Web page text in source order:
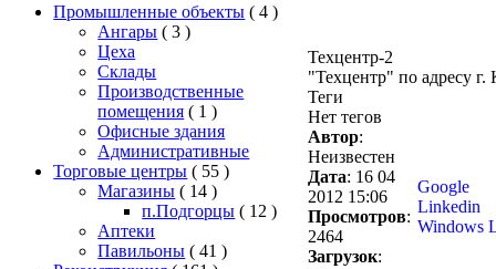
Промышленные объекты ( 4 )
Ангары ( 3 )
Цеха
Склады
Производственные
помещения ( 1 )
Офисные здания
Административные
Торговые центры ( 55 )
Магазины ( 14 )
п.Подгорцы ( 12 )
Аптеки
Павильоны ( 41 )
Техцентр-2
"Техцентр" по адресу
Теги
Нет тегов
Автор:
Неизвестен
Дата: 16 04
2012 15:06
Просмотров:
2464
Загрузок:
Google
Linkedin
Windows